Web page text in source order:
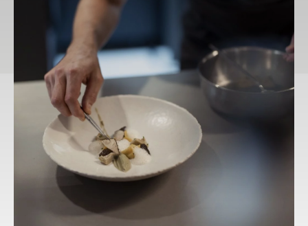
-Team ist eine Gemeinschaft einzigartiger Persönlichkeiten,
eine Gruppe eingeschworener Teammitglieder, die eine besondere
Für unsere Gäste eine reiche Welt der Erfüllung zu schaffen.
Für uns ist kein Weg zu weit und kein Wunsch zu groß. Denn in
unseren Herzen brennt dasselbe Feuer: die Leidenschaft dafür,
unsere Gäste glücklich und erfüllt zu sehen.
Bedingungsloser Zusammenhalt Vertrauen
Team jeder Herausforderung standhalten.Achtsame
Kommunikationund Wertschätzung
Miteinander. Unser Erfolgsrezept? Jede und jeder einzelne setzt ihre
bzw. seine Fähigkeiten für unsere gemeinsame Mission ein.